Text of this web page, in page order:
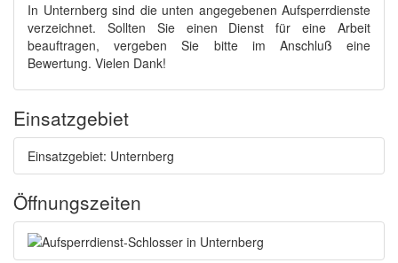
In Unternberg sind die unten angegebenen Aufsperrdienste
verzeichnet. Sollten Sie einen Dienst für eine Arbeit
beauftragen, vergeben Sie bitte im Anschluß eine
Bewertung. Vielen Dank!
Einsatzgebiet
Einsatzgebiet: Unternberg
Öffnungszeiten